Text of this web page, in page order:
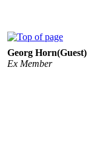
Georg Horn(Guest)
Ex Member